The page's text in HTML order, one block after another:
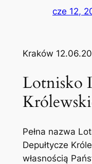
cze 12,
Kraków
Lotnisko
Pełna nazwa
Depułtycze
własnością